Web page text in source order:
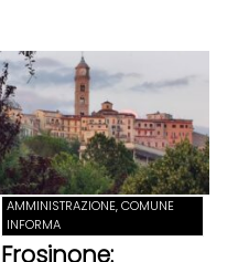
AMMINISTRAZIONE, COMUNE
INFORMA
Frosinone: